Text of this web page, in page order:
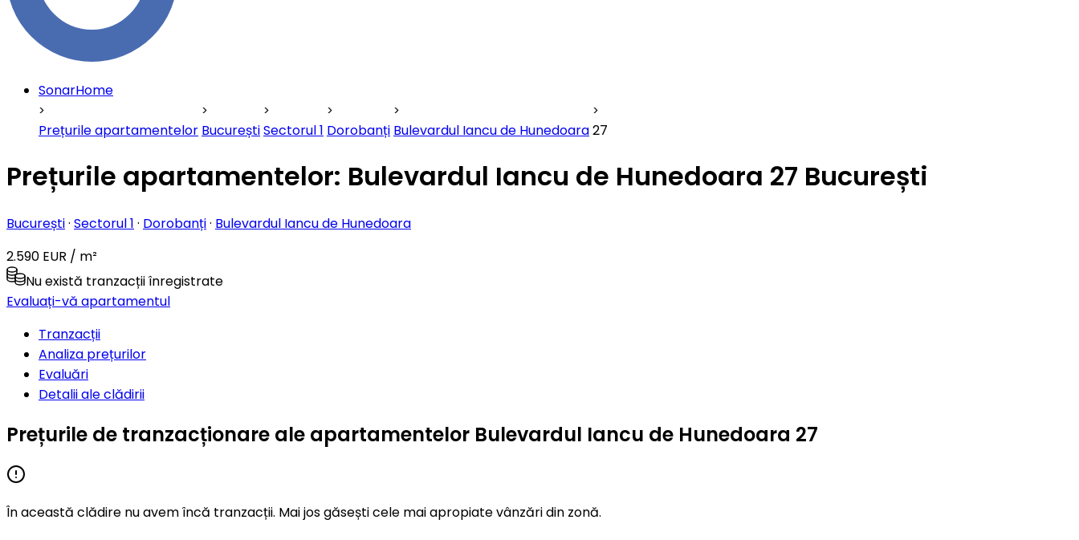
SonarHome
Prețurile apartamentelor BucureștiSectorul 1 Dorobanți Bulevardul Iancu de Hunedoara27
Prețurile apartamentelor: Bulevardul Iancu de Hunedoara 27 București
București· Sectorul 1 · Dorobanți· Bulevardul Iancu de Hunedoara
2.590 EUR / m²
Nu există tranzacții înregistrate
Evaluați-vă apartamentul
Tranzacții
Analiza prețurilor
Evaluări
Detalii ale clădirii
Prețurile de tranzacționare ale apartamentelor Bulevardul Iancu de Hunedoara 27
În această clădire nu avem încă tranzacții. Mai jos găsești cele mai apropiate vânzări din zonă.